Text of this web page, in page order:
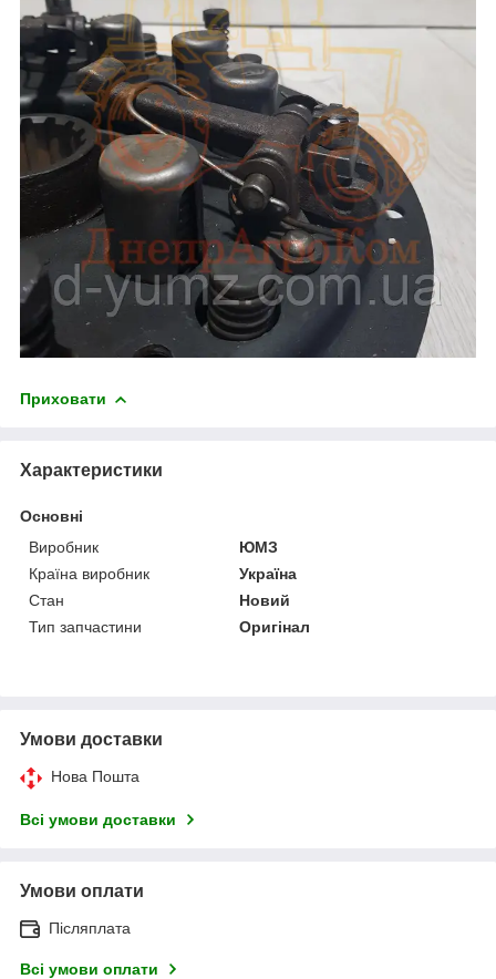
Приховати
Характеристики
Основні
Виробник
ЮМЗ
Країна виробник
Україна
Стан
Новий
Тип запчастини
Оригінал
Умови доставки
Нова Пошта
Всі умови доставки
Умови оплати
Післяплата
Всі умови оплати